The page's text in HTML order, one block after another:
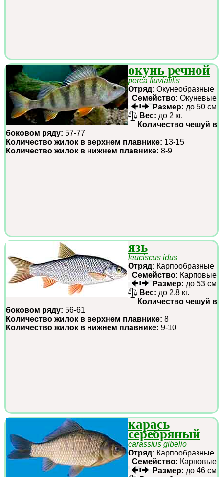
окунь речной
perca fluviatilis
Отряд: Окунеобразные
Семейство: Окуневые
Размер: до 50 см
Вес: до 2 кг.
Количество чешуй в
боковом ряду: 57-77
Количество жилок в верхнем плавнике: 13-15
Количество жилок в нижнем плавнике: 8-9
язь
leuciscus idus
Отряд: Карпообразные
Семейство: Карповые
Размер: до 53 см
Вес: до 2.8 кг.
Количество чешуй в
боковом ряду: 56-61
Количество жилок в верхнем плавнике: 8
Количество жилок в нижнем плавнике: 9-10
карась
серебряный
carassius gibelio
Отряд: Карпообразные
Семейство: Карповые
Размер: до 46 см